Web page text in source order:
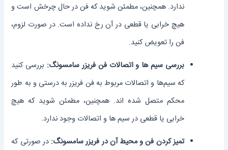
ندارد. همچنین، مطمئن شوید که فن در حال چرخش است و
هیچ خرابی یا قطعی در آن رخ نداده است. در صورت لزوم،
فن را تعویض کنید.
بررسی سیم ‌ها و اتصالات فن فریزر سامسونگ: بررسی کنید
که سیم‌ها و اتصالات مربوط به فن فریزر به درستی و به طور
محکم متصل شده‌ اند. همچنین، مطمئن شوید که هیچ
خرابی یا قطعی در سیم ‌ها و اتصالات وجود ندارد.
تمیز کردن فن و محیط آن در فریزر سامسونگ: در صورتی که